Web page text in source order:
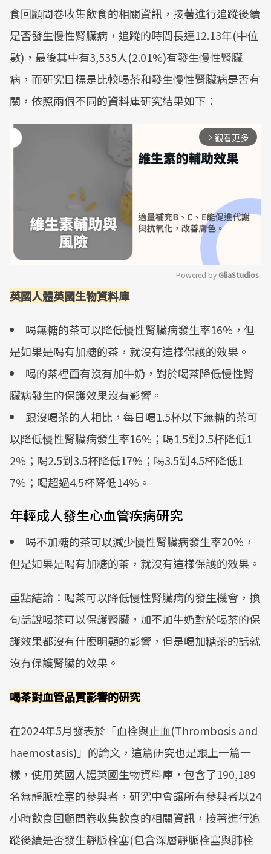
食回顧問卷收集飲食的相關資訊，接著進行追蹤後續
是否發生慢性腎臟病，追蹤的時間長達12.13年(中位
數)，最後其中有3,535人(2.01%)有發生慢性腎臟
病，而研究目標是比較喝茶和發生慢性腎臟病是否有
關，依照兩個不同的資料庫研究結果如下：
arrow_forward_ios 觀看更多
Powered by GliaStudios
英國人體英國生物資料庫
喝無糖的茶可以降低慢性腎臟病發生率16%，但
是如果是喝有加糖的茶，就沒有這樣保護的效果。
喝的茶裡面有沒有加牛奶，對於喝茶降低慢性腎
臟病發生的保護效果沒有影響。
跟沒喝茶的人相比，每日喝1.5杯以下無糖的茶可
以降低慢性腎臟病發生率16%；喝1.5到2.5杯降低1
2%；喝2.5到3.5杯降低17%；喝3.5到4.5杯降低1
7%；喝超過4.5杯降低14%。
年輕成人發生心血管疾病研究
喝不加糖的茶可以減少慢性腎臟病發生率20%，
但是如果是喝有加糖的茶，就沒有這樣保護的效果。
重點結論：喝茶可以降低慢性腎臟病的發生機會，換
句話說喝茶可以保護腎臟，加不加牛奶對於喝茶的保
護效果都沒有什麼明顯的影響，但是喝加糖茶的話就
沒有保護腎臟的效果。
喝茶對血管品質影響的研究
在2024年5月發表於「血栓與止血(Thrombosis and
haemostasis)」的論文，這篇研究也是跟上一篇一
樣，使用英國人體英國生物資料庫，包含了190,189
名無靜脈栓塞的參與者，研究中會讓所有參與者以24
小時飲食回顧問卷收集飲食的相關資訊，接著進行追
蹤後續是否發生靜脈栓塞(包含深層靜脈栓塞與肺栓